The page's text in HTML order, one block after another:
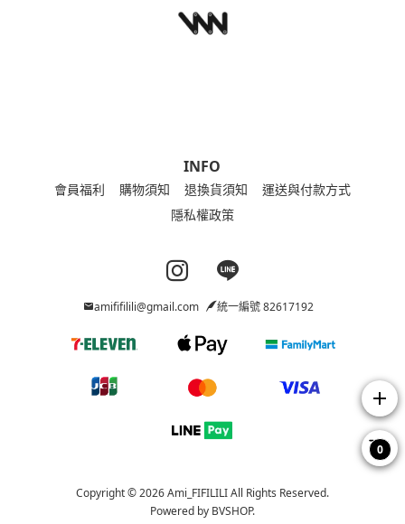
INFO
會員福利 購物須知 退換貨須知
運送與付款方式
隱私權政策
Instagram page
Line page
amififilili@gmail.com 統一編號 82617192
Copyright © 2026 Ami_FIFILILI All Rights Reserved.
Powered by BVSHOP.
add
0